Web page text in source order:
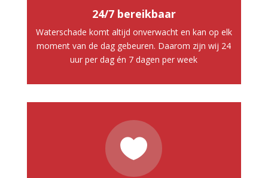
24/7 bereikbaar
Waterschade komt altijd onverwacht en kan op elk
moment van de dag gebeuren. Daarom zijn wij 24
uur per dag én 7 dagen per week
